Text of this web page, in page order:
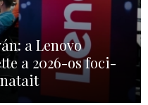
a Lenovo
a 2026-os foci-